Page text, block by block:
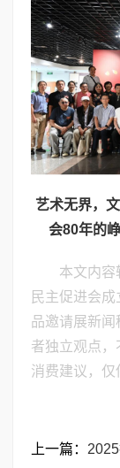
艺术无界，
会80年的
本文内容
民主促进会
品邀请展新
者独立观点
消费建议，仅
上一篇：